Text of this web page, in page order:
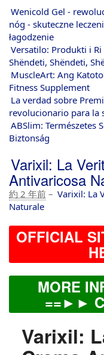
Wenicold Gel -
nóg - skuteczne
łagodzenie
Versatilo: Produkti i
Shëndeti, Shëndeti,
MuscleArt: Ang
Fitness Supplement
La verdad sobre
revolucionario para la
ABSlim: Természetes
Biztonság
Varixil: La
Antivaricosa
約 2 年前 – Varixil: La
Naturale
OFFICIAL
MORE
==►►
Varixil: